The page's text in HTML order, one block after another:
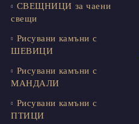
СВЕЩНИЦИ за чаени
свещи
Рисувани камъни с
ШЕВИЦИ
Рисувани камъни с
МАНДАЛИ
Рисувани камъни с
ПТИЦИ